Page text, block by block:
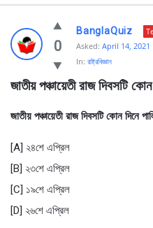
Ask
Questions
BanglaQuiz
Latest
0
BanglaQuiz
Asked: April 14, 2021
In: রাষ্ট্রবিজ্ঞান
জাতীয় পঞ্চায়েতী রাজ দিবসটি
জাতীয় পঞ্চায়েতী রাজ দিবসটি কোন দিনে
[A] ২৪শে এপ্রিল
[B] ২৩শে এপ্রিল
[C] ১৯শে এপ্রিল
[D] ২৬শে এপ্রিল